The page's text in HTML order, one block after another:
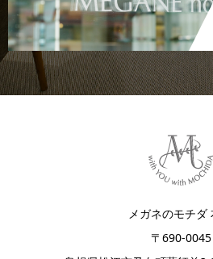
メガネのモチダ
〒690-0045